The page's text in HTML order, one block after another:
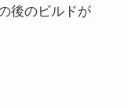
後のビルドが